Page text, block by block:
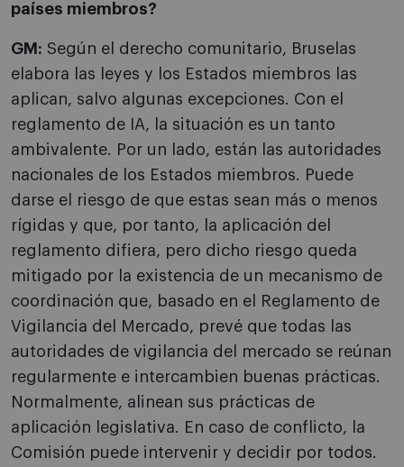
países miembros?
GM: Según el derecho comunitario, Bruselas
elabora las leyes y los Estados miembros las
aplican, salvo algunas excepciones. Con el
reglamento de IA, la situación es un tanto
ambivalente. Por un lado, están las autoridades
nacionales de los Estados miembros. Puede
darse el riesgo de que estas sean más o menos
rígidas y que, por tanto, la aplicación del
reglamento difiera, pero dicho riesgo queda
mitigado por la existencia de un mecanismo de
coordinación que, basado en el Reglamento de
Vigilancia del Mercado, prevé que todas las
autoridades de vigilancia del mercado se reúnan
regularmente e intercambien buenas prácticas.
Normalmente, alinean sus prácticas de
aplicación legislativa. En caso de conflicto, la
Comisión puede intervenir y decidir por todos.